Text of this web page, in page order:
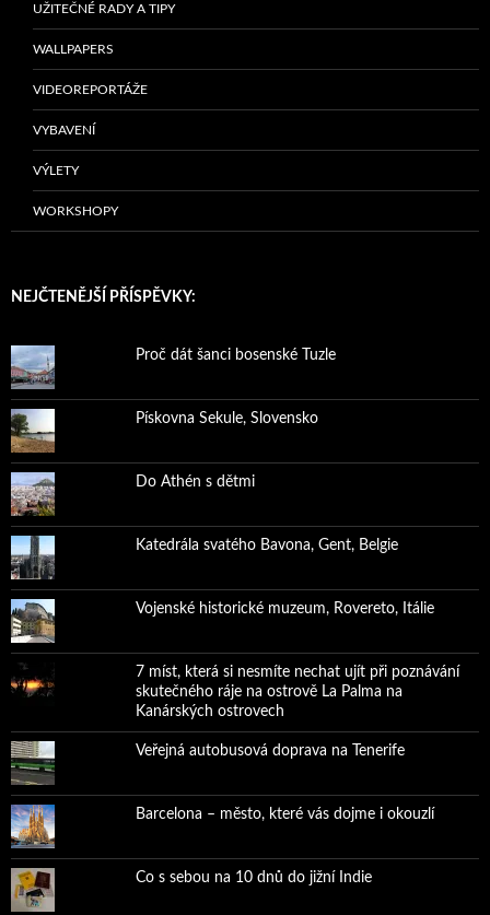
UŽITEČNÉ RADY A TIPY
WALLPAPERS
VIDEOREPORTÁŽE
VYBAVENÍ
VÝLETY
WORKSHOPY
NEJČTENĚJŠÍ PŘÍSPĚVKY:
Proč dát šanci bosenské Tuzle
Pískovna Sekule, Slovensko
Do Athén s dětmi
Katedrála svatého Bavona, Gent, Belgie
Vojenské historické muzeum, Rovereto, Itálie
7 míst, která si nesmíte nechat ujít při poznávání
skutečného ráje na ostrově La Palma na
Kanárských ostrovech
Veřejná autobusová doprava na Tenerife
Barcelona – město, které vás dojme i okouzlí
Co s sebou na 10 dnů do jižní Indie